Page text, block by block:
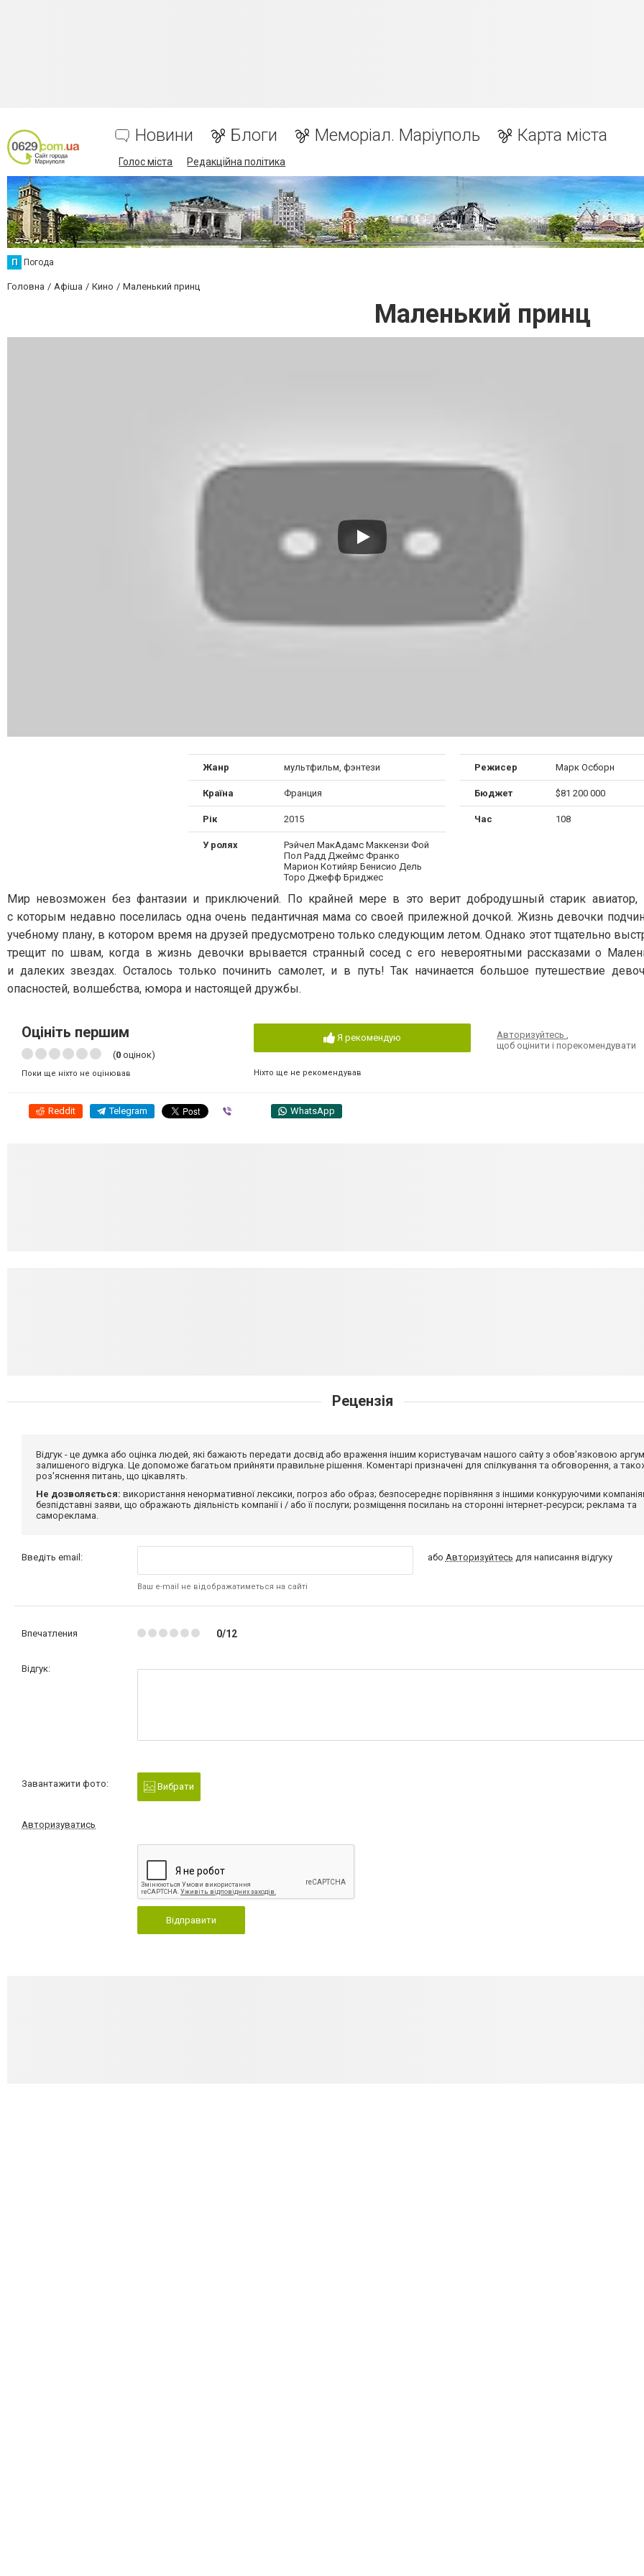
Новини Блоги Меморіал. Маріуполь Карта міста
Голос міста Редакційна політика
П Погода
Головна Афіша Кино Маленький принц
Маленький принц
Жанр мультфильм, фэнтези
Країна Франция
Рік 2015
У ролях
Рэйчел МакАдамс Маккензи Фой
Пол Радд Джеймс Франко
Марион Котийяр Бенисио Дель
Торо Джефф Бриджес
Режисер Марк Осборн
Бюджет $81 200 000
Час 108
Мир невозможен без фантазии и приключений. По крайней мере в это верит добродушный старик авиатор,
с которым недавно поселилась одна очень педантичная мама со своей прилежной дочкой. Жизнь девочки
учебному плану, в котором время на друзей предусмотрено только следующим летом. Однако этот тщательно
трещит по швам, когда в жизнь девочки врывается странный сосед с его невероятными рассказами о
и далеких звездах. Осталось только починить самолет, и в путь! Так начинается большое путешествие
опасностей, волшебства, юмора и настоящей дружбы.
Оцініть першим
(0 оцінок)
Поки ще ніхто не оцінював
Я рекомендую
Ніхто ще не рекомендував
Авторизуйтесь
щоб оцінити і порекомендувати
Reddit Telegram WhatsApp
Рецензія
Відгук - це думка або оцінка людей, які бажають передати досвід або враження іншим користувачам нашого сайту з обов'язковою
залишеного відгука. Це допоможе багатьом прийняти правильне рішення. Коментарі призначені для спілкування та обговорення, а
роз'яснення питань, що цікавлять.
Не дозволяється: використання ненормативної лексики, погроз або образ; безпосереднє порівняння з іншими конкуруючими
безпідставні заяви, що ображають діяльність компанії і / або її послуги; розміщення посилань на сторонні інтернет-ресурси; реклама та
самореклама.
Введіть email:
Ваш e-mail не відображатиметься на сайті
або Авторизуйтесь для написання відгуку
Впечатления 0/12
Відгук:
Завантажити фото: Вибрати
Авторизуватись
Відправити